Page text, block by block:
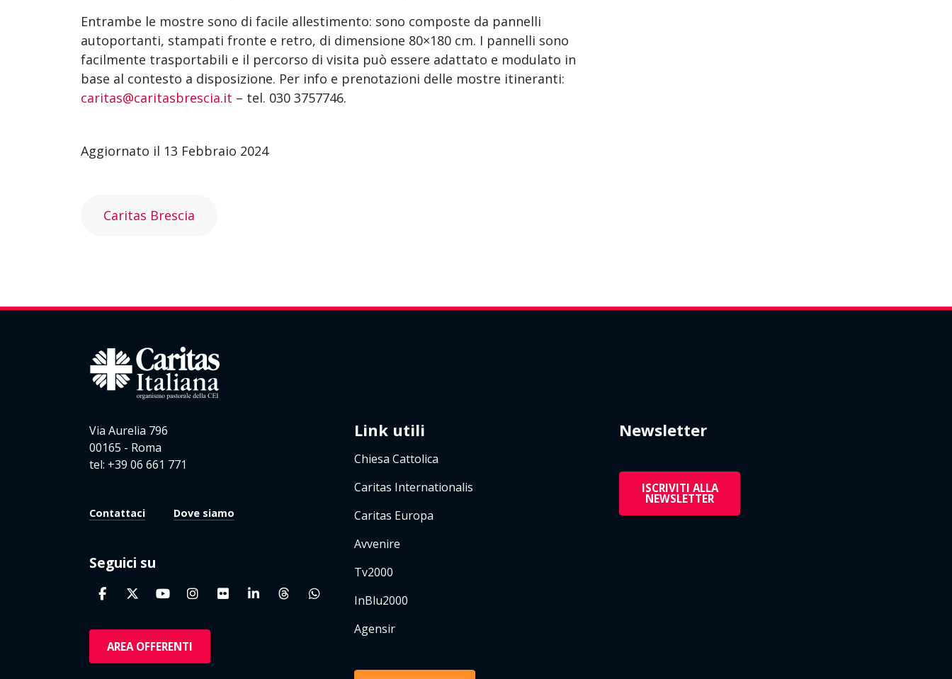
Entrambe le mostre sono di facile allestimento: sono composte da pannelli
autoportanti, stampati fronte e retro, di dimensione 80×180 cm. I pannelli sono
facilmente trasportabili e il percorso di visita può essere adattato e modulato in
base al contesto a disposizione. Per info e prenotazioni delle mostre itineranti:
caritas@caritasbrescia.it – tel. 030 3757746.
Aggiornato il 13 Febbraio 2024
Caritas Brescia
Via Aurelia 796
00165 - Roma
tel: +39 06 661 771
Contattaci Dove siamo
Seguici su
AREA OFFERENTI
Link utili
Chiesa Cattolica
Caritas Internationalis
Caritas Europa
Avvenire
Tv2000
InBlu2000
Agensir
Newsletter
ISCRIVITI ALLA
NEWSLETTER